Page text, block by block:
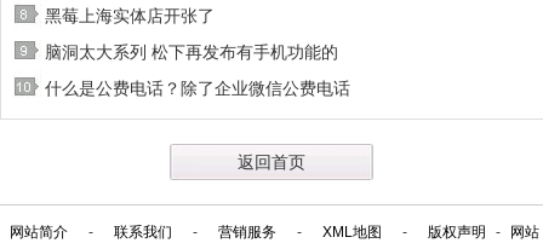
黑莓上海实体店开张了
脑洞太大系列 松下再发布有手机功能的
什么是公费电话？除了企业微信公费电话
返回首页
网站简介 - 联系我们 - 营销服务 - XML地图 - 版权声明 -
网站